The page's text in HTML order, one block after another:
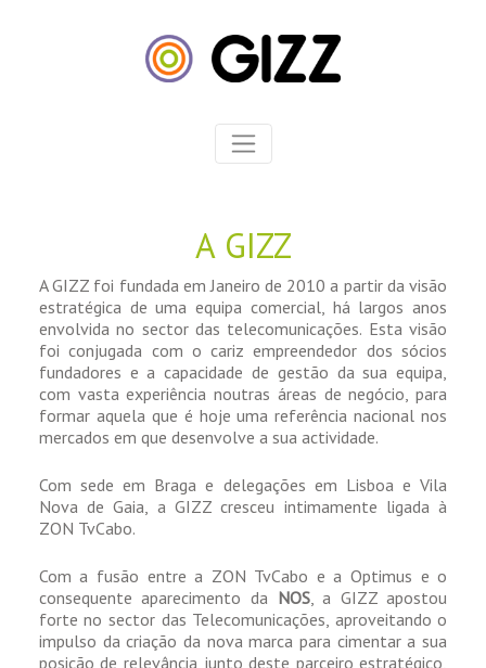
A GIZZ
A GIZZ foi fundada em Janeiro de 2010 a partir da visão
estratégica de uma equipa comercial, há largos anos
envolvida no sector das telecomunicações. Esta visão
foi conjugada com o cariz empreendedor dos sócios
fundadores e a capacidade de gestão da sua equipa,
com vasta experiência noutras áreas de negócio, para
formar aquela que é hoje uma referência nacional nos
mercados em que desenvolve a sua actividade.
Com sede em Braga e delegações em Lisboa e Vila
Nova de Gaia, a GIZZ cresceu intimamente ligada à
ZON TvCabo.
Com a fusão entre a ZON TvCabo e a Optimus e o
consequente aparecimento da NOS, a GIZZ apostou
forte no sector das Telecomunicações, aproveitando o
impulso da criação da nova marca para cimentar a sua
posição de relevância junto deste parceiro estratégico,